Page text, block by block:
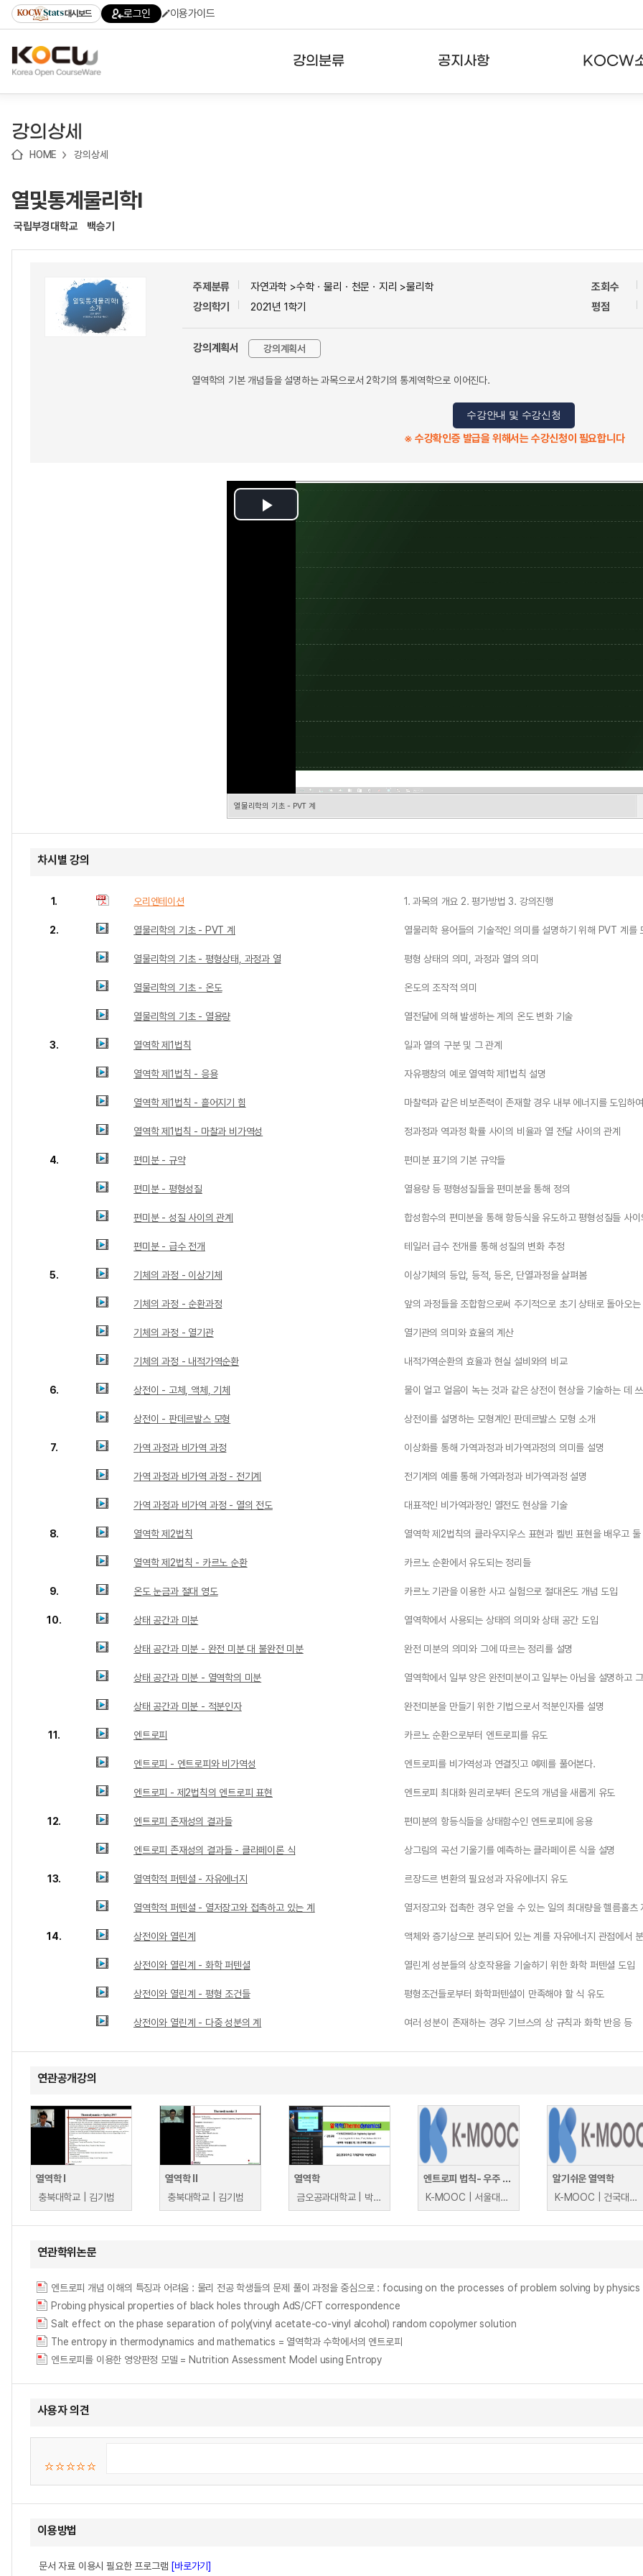
기
기
기
content)
가
대시보드 로그인 이용가이드
강의분류 공지사항 KOCW
강의상세
HOME 강의상세
열및통계물리학I
국립부경대학교 백승기
주제분류
자연과학 >수학ㆍ물리ㆍ천문ㆍ지리 >물리학
강의학기
2021년 1학기
조회수
평점
강의계획서 강의계획서
열역학의 기본 개념들을 설명하는 과목으로서 2학기의 통계역학으로 이어진다.
수강안내 및 수강신청
※ 수강확인증 발급을 위해서는 수강신청이 필요합니다
Play
열물리학의 기초 - PVT 계
차시별 강의
1. 오리엔테이션 1. 과목의 개요 2. 평가방법 3. 강의진행
2. 열물리학의 기초 - PVT 계 열물리학 용어들의 기술적인 의미를 설명하기 위해 PVT 계를
열물리학의 기초 - 평형상태, 과정과 열 평형 상태의 의미, 과정과 열의 의미
열물리학의 기초 - 온도 온도의 조작적 의미
열물리학의 기초 - 열용량 열전달에 의해 발생하는 계의 온도 변화 기술
3. 열역학 제1법칙 일과 열의 구분 및 그 관계
열역학 제1법칙 - 응용 자유팽창의 예로 열역학 제1법칙 설명
열역학 제1법칙 - 흩어지기 힘 마찰력과 같은 비보존력이 존재할 경우 내부 에너지를 도입하
열역학 제1법칙 - 마찰과 비가역성 정과정과 역과정 확률 사이의 비율과 열 전달 사이의 관계
4. 편미분 - 규약 편미분 표기의 기본 규약들
편미분 - 평형성질 열용량 등 평형성질들을 편미분을 통해 정의
편미분 - 성질 사이의 관계 합성함수의 편미분을 통해 항등식을 유도하고 평형성질들 사
편미분 - 급수 전개 테일러 급수 전개를 통해 성질의 변화 추정
5. 기체의 과정 - 이상기체 이상기체의 등압, 등적, 등온, 단열과정을 살펴봄
기체의 과정 - 순환과정 앞의 과정들을 조합함으로써 주기적으로 초기 상태로 돌아오
기체의 과정 - 열기관 열기관의 의미와 효율의 계산
기체의 과정 - 내적가역순환 내적가역순환의 효율과 현실 설비와의 비교
6. 상전이 - 고체, 액체, 기체 물이 얼고 얼음이 녹는 것과 같은 상전이 현상을 기술하는 데
상전이 - 판데르발스 모형 상전이를 설명하는 모형계인 판데르발스 모형 소개
7. 가역 과정과 비가역 과정 이상화를 통해 가역과정과 비가역과정의 의미를 설명
가역 과정과 비가역 과정 - 전기계 전기계의 예를 통해 가역과정과 비가역과정 설명
가역 과정과 비가역 과정 - 열의 전도 대표적인 비가역과정인 열전도 현상을 기술
8. 열역학 제2법칙 열역학 제2법칙의 클라우지우스 표현과 켈빈 표현을 배우고
열역학 제2법칙 - 카르노 순환 카르노 순환에서 유도되는 정리들
9. 온도 눈금과 절대 영도 카르노 기관을 이용한 사고 실험으로 절대온도 개념 도입
10. 상태 공간과 미분 열역학에서 사용되는 상태의 의미와 상태 공간 도입
상태 공간과 미분 - 완전 미분 대 불완전 미분 완전 미분의 의미와 그에 따르는 정리를 설명
상태 공간과 미분 - 열역학의 미분 열역학에서 일부 양은 완전미분이고 일부는 아님을 설명하고
상태 공간과 미분 - 적분인자 완전미분을 만들기 위한 기법으로서 적분인자를 설명
11. 엔트로피 카르노 순환으로부터 엔트로피를 유도
엔트로피 - 엔트로피와 비가역성 엔트로피를 비가역성과 연결짓고 예제를 풀어본다.
엔트로피 - 제2법칙의 엔트로피 표현 엔트로피 최대화 원리로부터 온도의 개념을 새롭게 유도
12. 엔트로피 존재성의 결과들 편미분의 항등식들을 상태함수인 엔트로피에 응용
엔트로피 존재성의 결과들 - 클라페이론 식 상그림의 곡선 기울기를 예측하는 클라페이론 식을 설명
13. 열역학적 퍼텐셜 - 자유에너지 르장드르 변환의 필요성과 자유에너지 유도
열역학적 퍼텐셜 - 열저장고와 접촉하고 있는 계 열저장고와 접촉한 경우 얻을 수 있는 일의 최대량을 헬름홀츠
14. 상전이와 열린계 액체와 증기상으로 분리되어 있는 계를 자유에너지 관점에서
상전이와 열린계 - 화학 퍼텐셜 열린계 성분들의 상호작용을 기술하기 위한 화학 퍼텐셜 도입
상전이와 열린계 - 평형 조건들 평형조건들로부터 화학퍼텐셜이 만족해야 할 식 유도
상전이와 열린계 - 다중 성분의 계 여러 성분이 존재하는 경우 기브스의 상 규칙과 화학 반응 등
연관공개강의
열역학 I
충북대학교 | 김기범
열역학 II
충북대학교 | 김기범
열역학
금오공과대학교 | 박상희
엔트로피 법칙- 우주 절대 불변의 진리
K-MOOC | 서울대학교 황농문
알기쉬운 열역학
K-MOOC | 건국대학교(글로컬) 김일두
연관학위논문
엔트로피 개념 이해의 특징과 어려움 : 물리 전공 학생들의 문제 풀이 과정을 중심으로 : focusing on the processes of problem solving by
Probing physical properties of black holes through AdS/CFT correspondence
Salt effect on the phase separation of poly(vinyl acetate-co-vinyl alcohol) random copolymer solution
The entropy in thermodynamics and mathematics = 열역학과 수학에서의 엔트로피
엔트로피를 이용한 영양판정 모델 = Nutrition Assessment Model using Entropy
사용자 의견
이용방법
문서 자료 이용시 필요한 프로그램 [바로가기]